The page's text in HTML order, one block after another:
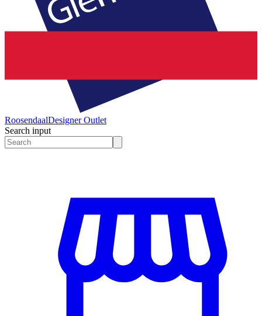
RoosendaalDesigner Outlet
Search input